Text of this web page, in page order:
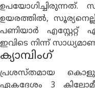
ഉപയോഗിച്ചിരുന്നത്.
ഉയരത്തിൽ,
പണിയാർ എസ്റ്റേറ്റ്
ഇവിടെ നിന്ന്
ക്യാമ്പിംഗ്
പ്രശസ്തമായ
ഏകദേശം 3